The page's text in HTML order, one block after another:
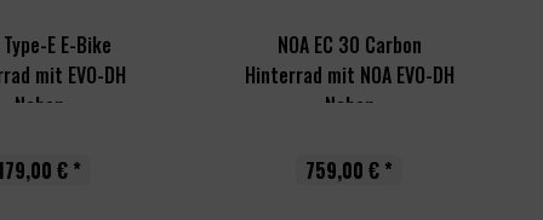
Type-E E-Bike
mit EVO-DH
Naben
€ *
NOA EC 30 Carbon
Hinterrad mit NOA EVO-DH
Naben
759,00 € *